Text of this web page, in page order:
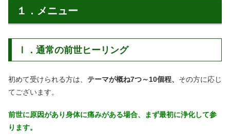
１．メニュー
Ⅰ．通常の前世ヒーリング
初めて受けられる方は、 テーマが概ね7つ～10個程、 その方に応じ
てございます。
前世に原因があり身体に痛みがある場合、まず最初に浄化して参
ります。